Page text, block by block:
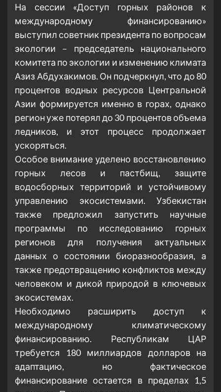
На сессии «Доступ горных районов к
международному финансированию»
выступил советник президента по вопросам
экологии – председатель национального
комитета по экологии и изменению климата
Азиз Абдухакимов. Он подчеркнул, что до 80
процентов водных ресурсов Центральной
Азии формируется именно в горах, однако
регион уже потерял до 30 процентов объема
ледников, и этот процесс продолжает
ускоряться.
Особое внимание уделено восстановлению
горных лесов и пастбищ, защите
водосборных территорий и устойчивому
управлению экосистемами. Узбекистан
также предложил запустить научные
программы по исследованию горных
регионов для получения актуальных
данных о состоянии биоразнообразия, а
также предотвращению конфликтов между
человеком и дикой природой в ключевых
экосистемах.
Необходимо расширить доступ к
международному климатическому
финансированию. Республикам ЦАР
требуется 180 миллиардов долларов на
адаптацию, но фактическое
финансирование остается в пределах 1,5